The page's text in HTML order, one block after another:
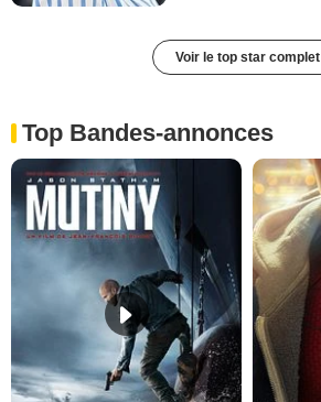
Voir le top star complet
Top Bandes-annonces